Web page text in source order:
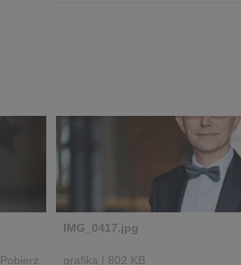
Pobierz
IMG_0417.jpg
grafika | 802 KB